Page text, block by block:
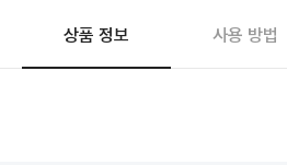
상품 정보 사용 방법